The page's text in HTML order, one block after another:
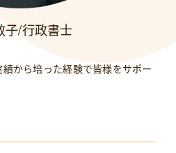
子/行政書士
から培った経験で皆様をサポー